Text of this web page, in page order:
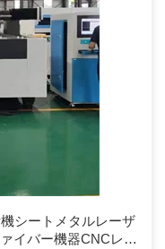
シートメタルレーザ
イバー機器CNCレー